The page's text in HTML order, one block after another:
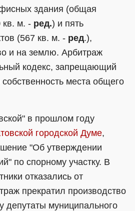
здания (общая
кв. м. - ред.) и пять
(567 кв. м. - ред.),
и на землю. Арбитраж
кодекс, запрещающий
места общего
в прошлом году
городской Думе,
"Об утверждении
по спорному участку. В
отказались от
прекратил производство
депутаты муниципального